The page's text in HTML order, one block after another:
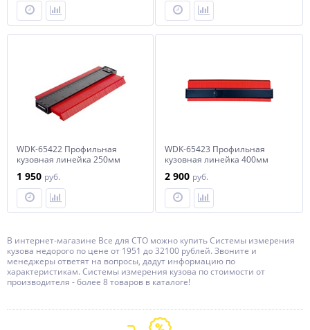
WDK-65422 Профильная
кузовная линейка 250мм
1 950 руб.
WDK-65423 Профильная
кузовная линейка 400мм
2 900 руб.
В интернет-магазине Все для СТО можно купить Системы измерения
кузова недорого по цене от 1951 до 32100 рублей. Звоните и
менеджеры ответят на вопросы, дадут информацию по
характеристикам. Системы измерения кузова по стоимости от
производителя - более 8 товаров в каталоге!